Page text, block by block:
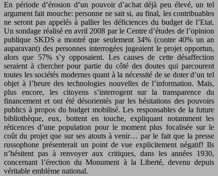
En période d’érosion d’un pouvoir d’achat déjà peu élevé, un tel
argument fait mouche: personne ne sait si, au final, les contribuables
ne seront pas appelés à pallier les déficiences du budget de l’Etat.
Un sondage réalisé en avril 2008 par le Centre d’études de l’opinion
publique SKDS a montré que seulement 34% (contre 40% un an
auparavant) des personnes interrogées jugeaient le projet opportun,
alors que 57% s’y opposaient. Les causes de cette désaffection
seraient à chercher pour partie du côté des doutes qui parcourent
toutes les sociétés modernes quant à la nécessité de se doter d’un tel
objet à l’heure des technologies nouvelles de l’information. Mais,
plus encore, les citoyens s’interrogent sur la transparence du
financement et ont été désorientés par les hésitations des pouvoirs
publics à propos du budget mobilisé. Les responsables de la future
bibliothèque, eux, bottent en touche, expliquant notamment les
réticences d’une population pour le moment plus focalisée sur le
coût du projet que sur ses atouts à venir… par le fait que la presse
russophone présenterait un point de vue explicitement négatif! Ils
n’hésitent pas à renvoyer aux critiques, dans les années 1930,
concernant l’érection du Monument à la Liberté, devenu depuis
véritable emblème national.